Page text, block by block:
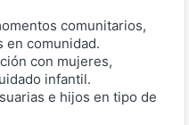
comunitarios,
en comunidad.
con mujeres,
infantil.
e hijos en tipo de